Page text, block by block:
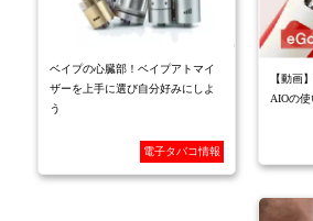
ベイプの心臓部！ベイプアトマイ
ザーを上手に選び自分好みにしよ
う
電子タバコ情報
【動画
AIOの